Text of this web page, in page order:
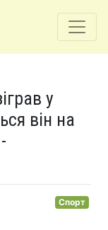
у
він на
Спорт